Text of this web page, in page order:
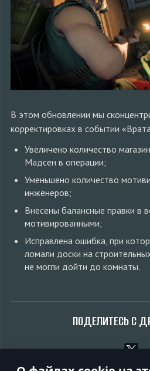
В этом обновлении мы
корректировках в событии
Увеличено количество
Мадсен в операции;
Уменьшено количество
инженеров;
Внесены балансные правки в
мотивированными;
Исправлена ошибка, при
ломали доски на
не могли дойти до комнаты.
ПОДЕЛИТЕСЬ С